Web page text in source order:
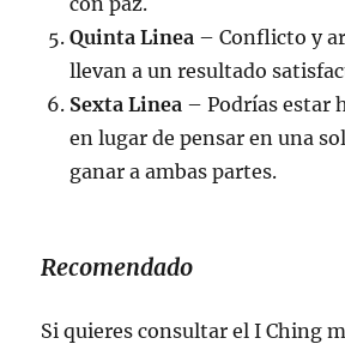
Quinta Linea – Conflicto y
llevan a un resultado
Sexta Linea – Podrías estar
en lugar de pensar en una
ganar a ambas partes.
Recomendado
Si quieres consultar el I Ching